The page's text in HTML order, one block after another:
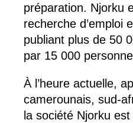
préparation. Njorku
recherche d’emploi
publiant plus de 50
par 15 000
À l’heure actuelle,
camerounais, sud-
la société Njorku